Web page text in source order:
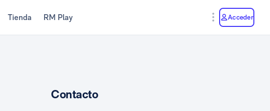
Tienda RM Play Acceder
Contacto